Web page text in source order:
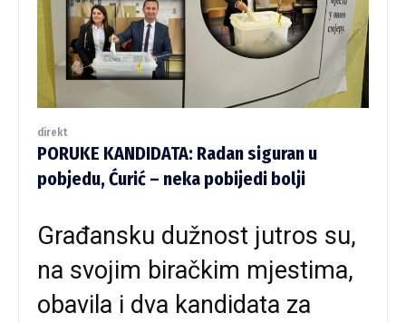
direkt
PORUKE KANDIDATA: Radan siguran u
pobjedu, Ćurić – neka pobijedi bolji
Građansku dužnost jutros su,
na svojim biračkim mjestima,
obavila i dva kandidata za